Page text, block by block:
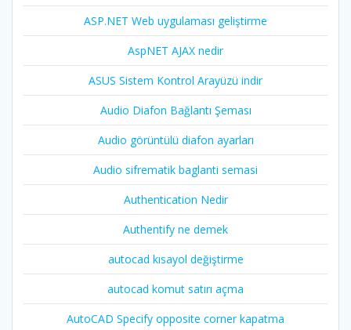
ASP.NET Web uygulaması geliştirme
AspNET AJAX nedir
ASUS Sistem Kontrol Arayüzü indir
Audio Diafon Bağlantı Şeması
Audio görüntülü diafon ayarları
Audio sifrematik baglanti semasi
Authentication Nedir
Authentify ne demek
autocad kısayol değiştirme
autocad komut satırı açma
AutoCAD Specify opposite corner kapatma